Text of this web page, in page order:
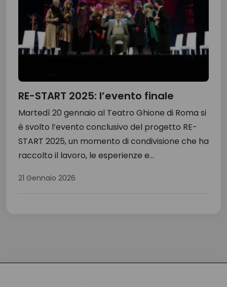
RE-START 2025: l’evento finale
Martedì 20 gennaio al Teatro Ghione di Roma si
è svolto l’evento conclusivo del progetto RE-
START 2025, un momento di condivisione che ha
raccolto il lavoro, le esperienze e...
21 Gennaio 2026